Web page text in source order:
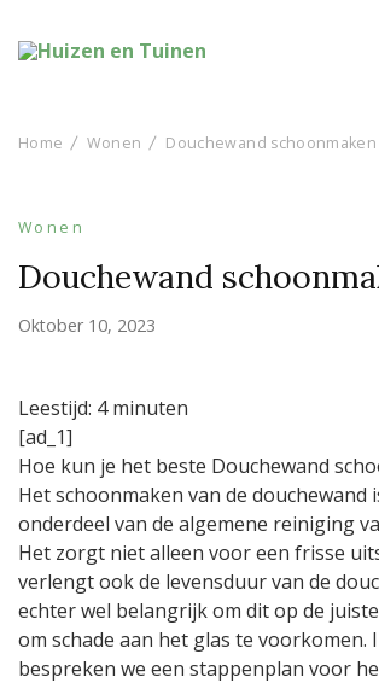
Home Wonen Douchewand schoonmaken
Wonen
Douchewand
Oktober 10, 2023
Leestijd: 4 minuten
[ad_1]
Hoe kun je het beste Douchewand
Het schoonmaken van de douchewand
onderdeel van de algemene reiniging
Het zorgt niet alleen voor een frisse
verlengt ook de levensduur van de
echter wel belangrijk om dit op de
om schade aan het glas te voorkomen.
bespreken we een stappenplan voor